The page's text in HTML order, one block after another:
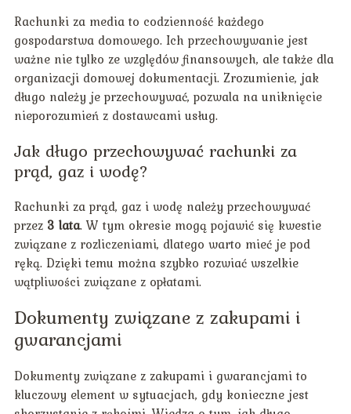
Rachunki za media to codzienność każdego
gospodarstwa domowego. Ich przechowywanie jest
ważne nie tylko ze względów finansowych, ale także dla
organizacji domowej dokumentacji. Zrozumienie, jak
długo należy je przechowywać, pozwala na uniknięcie
nieporozumień z dostawcami usług.
Jak długo przechowywać rachunki za
prąd, gaz i wodę?
Rachunki za prąd, gaz i wodę należy przechowywać
przez 3 lata. W tym okresie mogą pojawić się kwestie
związane z rozliczeniami, dlatego warto mieć je pod
ręką. Dzięki temu można szybko rozwiać wszelkie
wątpliwości związane z opłatami.
Dokumenty związane z zakupami i
gwarancjami
Dokumenty związane z zakupami i gwarancjami to
kluczowy element w sytuacjach, gdy konieczne jest